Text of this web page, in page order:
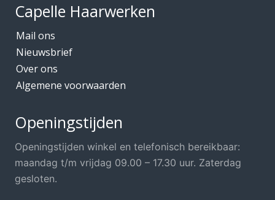
Capelle Haarwerken
Mail ons
Nieuwsbrief
Over ons
Algemene voorwaarden
Openingstijden
Openingstijden winkel en telefonisch bereikbaar:
maandag t/m vrijdag 09.00 – 17.30 uur. Zaterdag
gesloten.